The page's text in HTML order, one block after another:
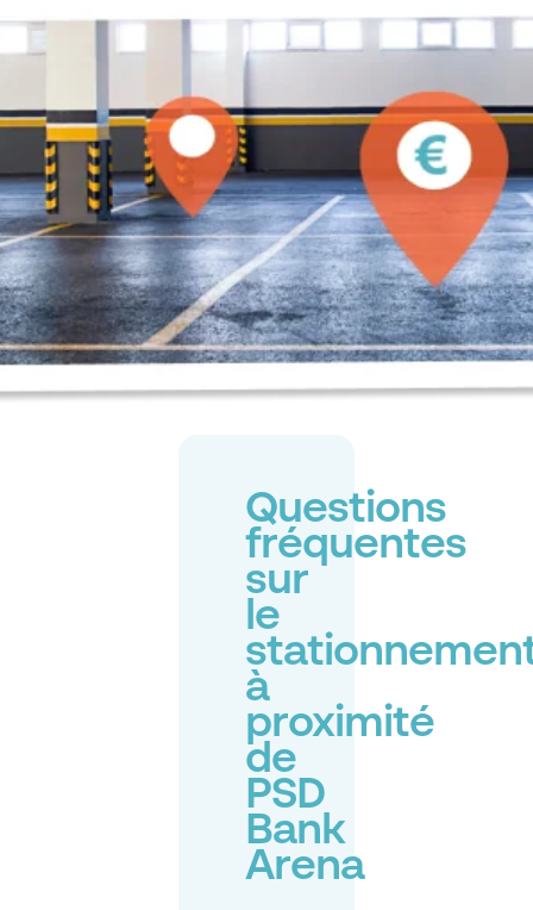
Questions
fréquentes
sur
le
à
proximité
de
PSD
Bank
Arena